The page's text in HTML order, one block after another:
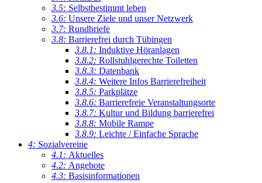
3.5: Selbstbestimmt leben
3.6: Unsere Ziele und unser Netzwerk
3.7: Rundbriefe
3.8: Barrierefrei durch Tübingen
3.8.1: Induktive Höranlagen
3.8.2: Rollstuhlgerechte Toiletten
3.8.3: Datenbank
3.8.4: Weitere Infos Barrierefreiheit
3.8.5: Parkplätze
3.8.6: Barrierefreie Veranstaltungsorte
3.8.7: Kultur und Bildung barrierefrei
3.8.8: Mobile Rampe
3.8.9: Leichte / Einfache Sprache
4: Sozialvereine
4.1: Aktuelles
4.2: Angebote
4.3: Basisinformationen